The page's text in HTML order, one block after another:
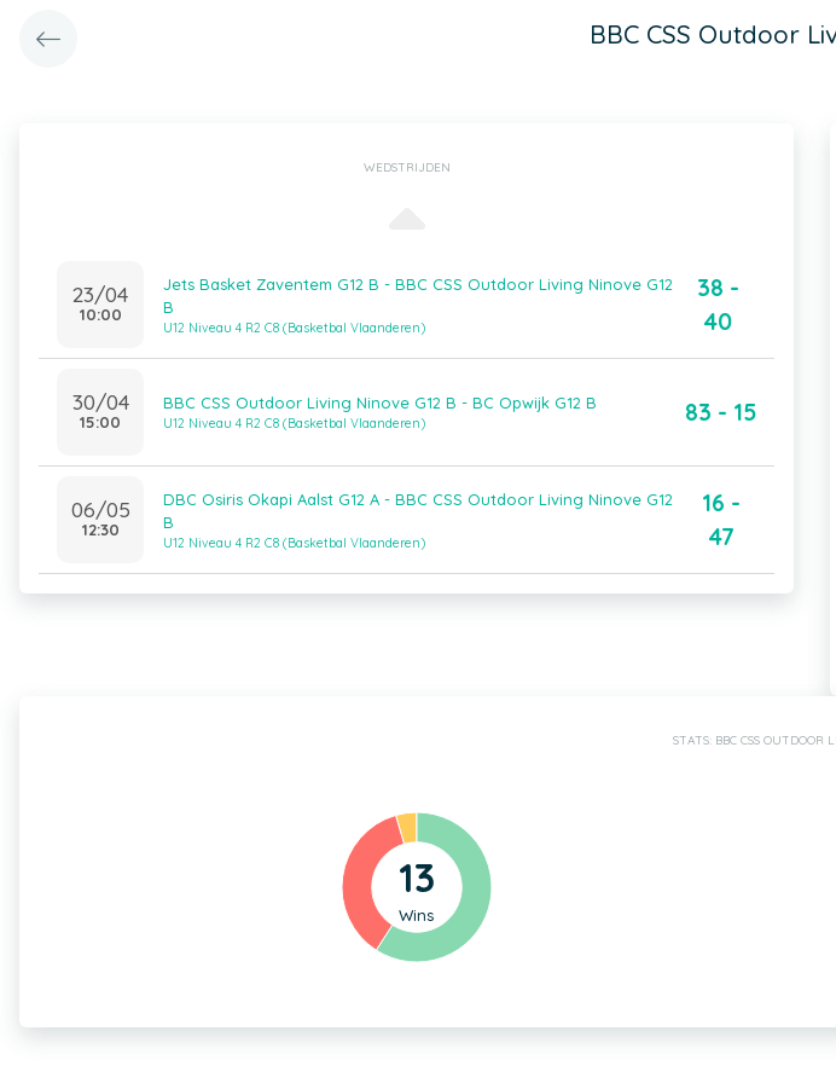
BBC CSS Outdoor
WEDSTRIJDEN
23/04
10:00
Jets Basket Zaventem G12 B - BBC CSS Outdoor Living Ninove G12
B
U12 Niveau 4 R2 C8 (Basketbal Vlaanderen)
38 -
40
30/04
15:00
BBC CSS Outdoor Living Ninove G12 B - BC Opwijk G12 B
U12 Niveau 4 R2 C8 (Basketbal Vlaanderen) 83 - 15
06/05
12:30
DBC Osiris Okapi Aalst G12 A - BBC CSS Outdoor Living Ninove G12
B
U12 Niveau 4 R2 C8 (Basketbal Vlaanderen)
16 -
47
STATS: BBC CSS OUTDOOR
13
Wins